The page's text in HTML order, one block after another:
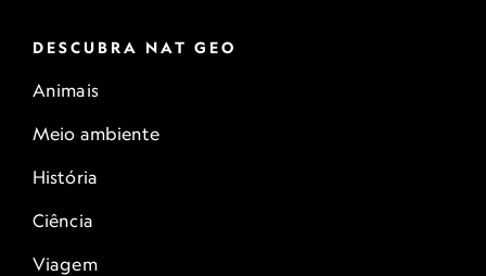
DESCUBRA NAT GEO
Animais
Meio ambiente
História
Ciência
Viagem